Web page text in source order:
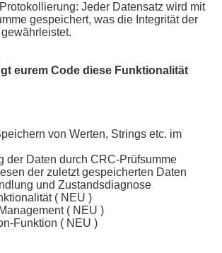
Jeder Datensatz wird mit
gespeichert, was die Integrität der
eurem Code diese Funktionalität
von Werten, Strings etc. im
der Daten durch CRC-Prüfsumme
der zuletzt gespeicherten Daten
und Zustandsdiagnose
( NEU )
( NEU )
Funktion ( NEU )